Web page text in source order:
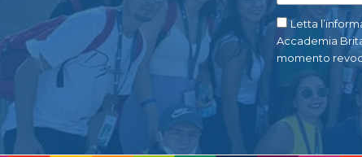
Letta
Accademia
momento